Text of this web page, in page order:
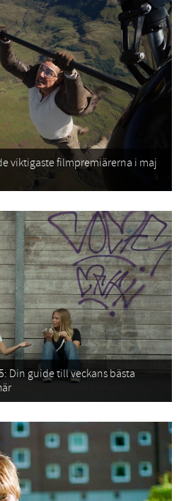
viktigaste filmpremiärerna i maj
Din guide till veckans bästa